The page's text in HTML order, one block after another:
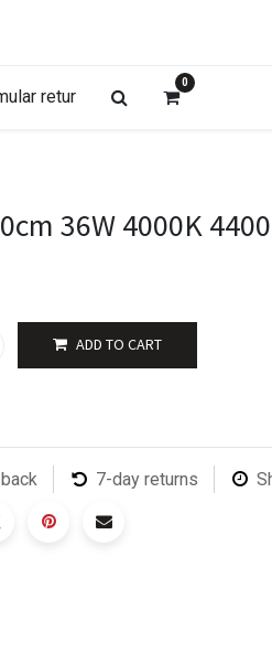
retur
0
36W 4000K
ADD TO CART
7-day returns